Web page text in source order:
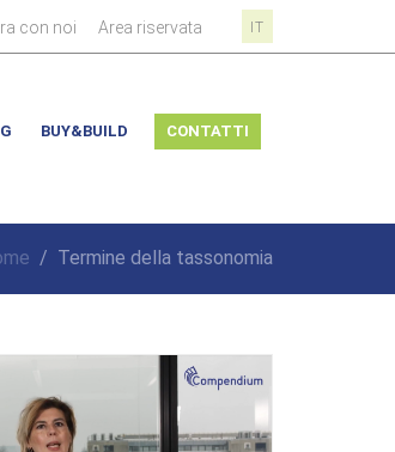
con noi Area riservata IT
BUY&BUILD CONTATTI
/ Termine della tassonomia